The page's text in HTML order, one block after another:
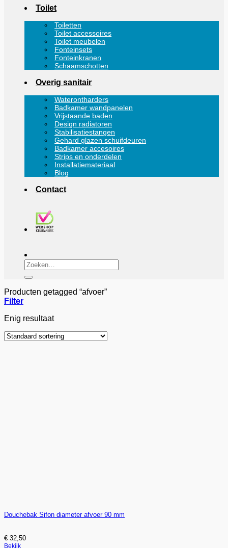
Toilet
Toiletten
Toilet accessoires
Toilet meubelen
Fonteinsets
Fonteinkranen
Schaamschotten
Overig sanitair
Waterontharders
Badkamer wandpanelen
Vrijstaande baden
Design radiatoren
Stabilisatiestangen
Gehard glazen schuifdeuren
Badkamer accesoires
Strips en onderdelen
Installatiemateriaal
Blog
Contact
Zoeken
naar:
Producten getagged “afvoer”
Filter
Enig resultaat
Douchebak Sifon diameter afvoer 90 mm
€ 32,50
Bekijk